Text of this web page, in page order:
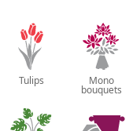
Tulips Mono
bouquets